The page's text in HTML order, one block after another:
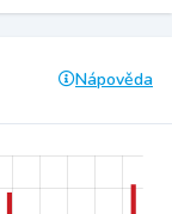
Nápověda